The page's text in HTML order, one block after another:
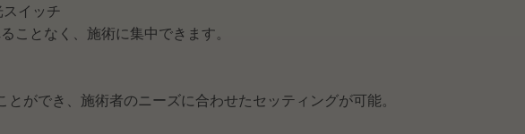
イッチ
ことなく、施術に集中できます。
ができ、施術者のニーズに合わせたセッティングが可能。